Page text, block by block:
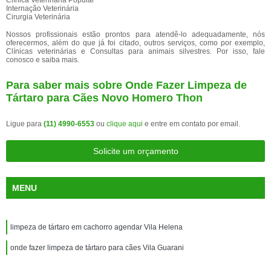
Internação Veterinária
Cirurgia Veterinária
Nossos profissionais estão prontos para atendê-lo adequadamente, nós
oferecermos, além do que já foi citado, outros serviços, como por exemplo,
Clínicas veterinárias e Consultas para animais silvestres. Por isso, fale
conosco e saiba mais.
Para saber mais sobre Onde Fazer Limpeza de
Tártaro para Cães Novo Homero Thon
Ligue para (11) 4990-6553 ou clique aqui e entre em contato por email.
Solicite um orçamento
MENU
limpeza de tártaro em cachorro agendar Vila Helena
onde fazer limpeza de tártaro para cães Vila Guarani